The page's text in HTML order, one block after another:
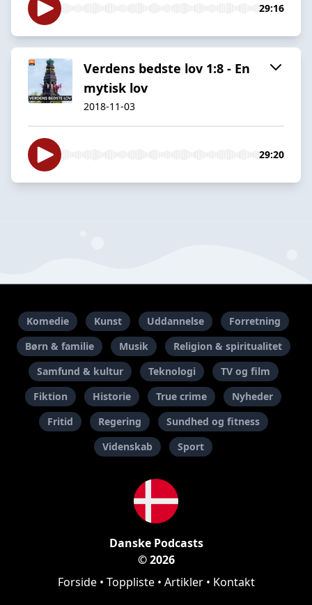
29:16
Verdens bedste lov 1:8 - En
mytisk lov
2018-11-03
29:20
Komedie Kunst Uddannelse
Forretning
Børn & familie
Musik
Religion & spiritualitet
Samfund & kultur
Teknologi
TV og film
Fiktion
Historie True crime
Nyheder
Fritid
Regering
Sundhed og fitness
Videnskab
Sport
Danske Podcasts
© 2026
Forside• Toppliste• Artikler• Kontakt